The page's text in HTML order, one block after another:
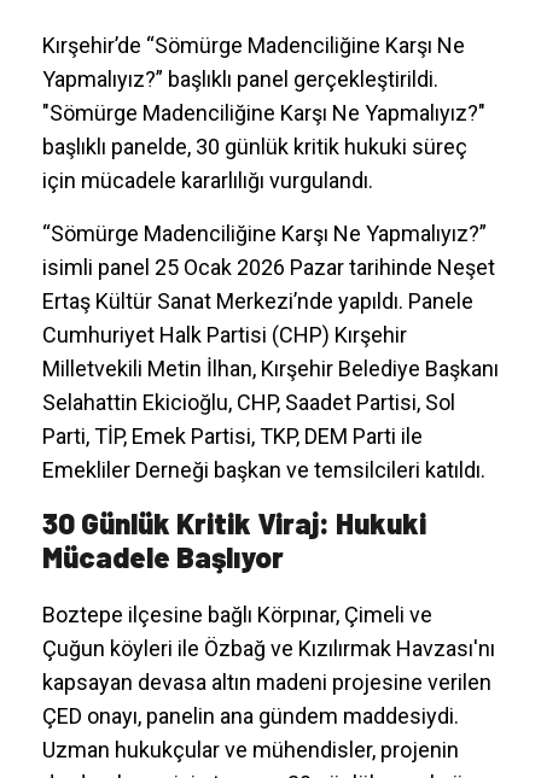
Kırşehir’de “Sömürge Madenciliğine Karşı Ne
Yapmalıyız?” başlıklı panel gerçekleştirildi.
"Sömürge Madenciliğine Karşı Ne Yapmalıyız?"
başlıklı panelde, 30 günlük kritik hukuki süreç
için mücadele kararlılığı vurgulandı.
“Sömürge Madenciliğine Karşı Ne Yapmalıyız?”
isimli panel 25 Ocak 2026 Pazar tarihinde Neşet
Ertaş Kültür Sanat Merkezi’nde yapıldı. Panele
Cumhuriyet Halk Partisi (CHP) Kırşehir
Milletvekili Metin İlhan, Kırşehir Belediye Başkanı
Selahattin Ekicioğlu, CHP, Saadet Partisi, Sol
Parti, TİP, Emek Partisi, TKP, DEM Parti ile
Emekliler Derneği başkan ve temsilcileri katıldı.
30 Günlük Kritik Viraj: Hukuki
Mücadele Başlıyor
Boztepe ilçesine bağlı Körpınar, Çimeli ve
Çuğun köyleri ile Özbağ ve Kızılırmak Havzası'nı
kapsayan devasa altın madeni projesine verilen
ÇED onayı, panelin ana gündem maddesiydi.
Uzman hukukçular ve mühendisler, projenin